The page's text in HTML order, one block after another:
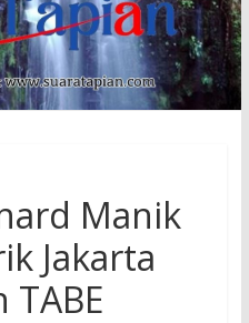
Manik
Jakarta
TABE